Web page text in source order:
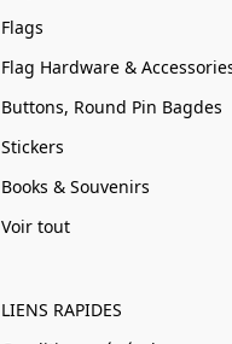
Flags
Flag Hardware &
Buttons, Round Pin Bagdes
Stickers
Books & Souvenirs
Voir tout
LIENS RAPIDES